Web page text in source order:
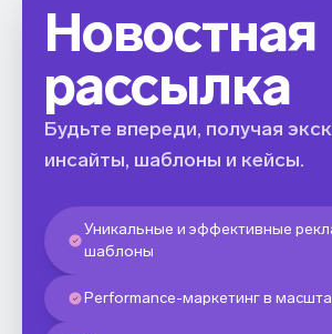
Новостная
рассылка
Будьте впереди, получая
инсайты, шаблоны и кейсы.
Уникальные и эффективные
шаблоны
Performance-маркетинг в